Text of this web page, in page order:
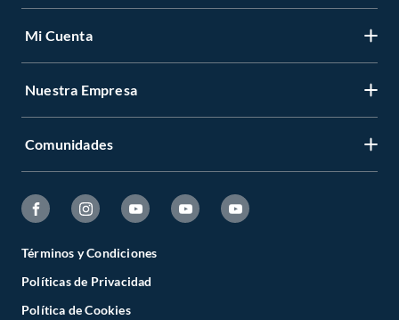
Mi Cuenta
Nuestra Empresa
Comunidades
Términos y Condiciones
Políticas de Privacidad
Política de Cookies